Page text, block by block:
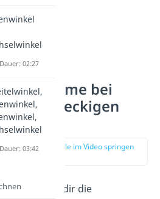
bei
eckigen
zur Stelle im Video springen
Tabelle zeigt dir die
02:27
03:42